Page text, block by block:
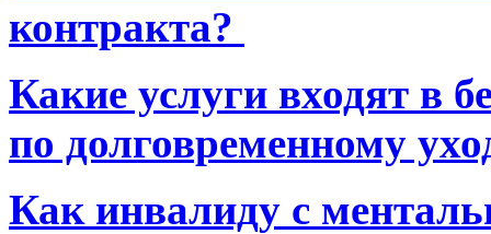
контракта?
Какие услуги входят в
по долговременному
Как инвалиду с